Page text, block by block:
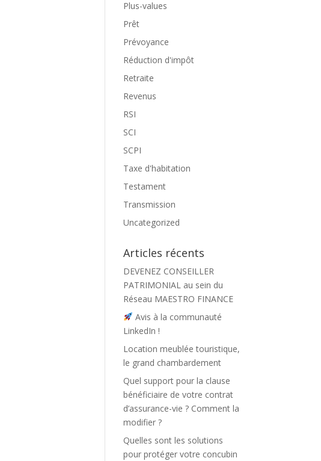
Plus-values
Prêt
Prévoyance
Réduction d'impôt
Retraite
Revenus
RSI
SCI
SCPI
Taxe d'habitation
Testament
Transmission
Uncategorized
Articles récents
DEVENEZ CONSEILLER
PATRIMONIAL au sein du
Réseau MAESTRO FINANCE
Avis à la communauté
LinkedIn !
Location meublée touristique,
le grand chambardement
Quel support pour la clause
bénéficiaire de votre contrat
d’assurance-vie ? Comment la
modifier ?
Quelles sont les solutions
pour protéger votre concubin